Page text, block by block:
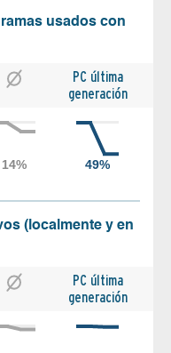
usados con
PC última
generación
(localmente y en
PC última
generación